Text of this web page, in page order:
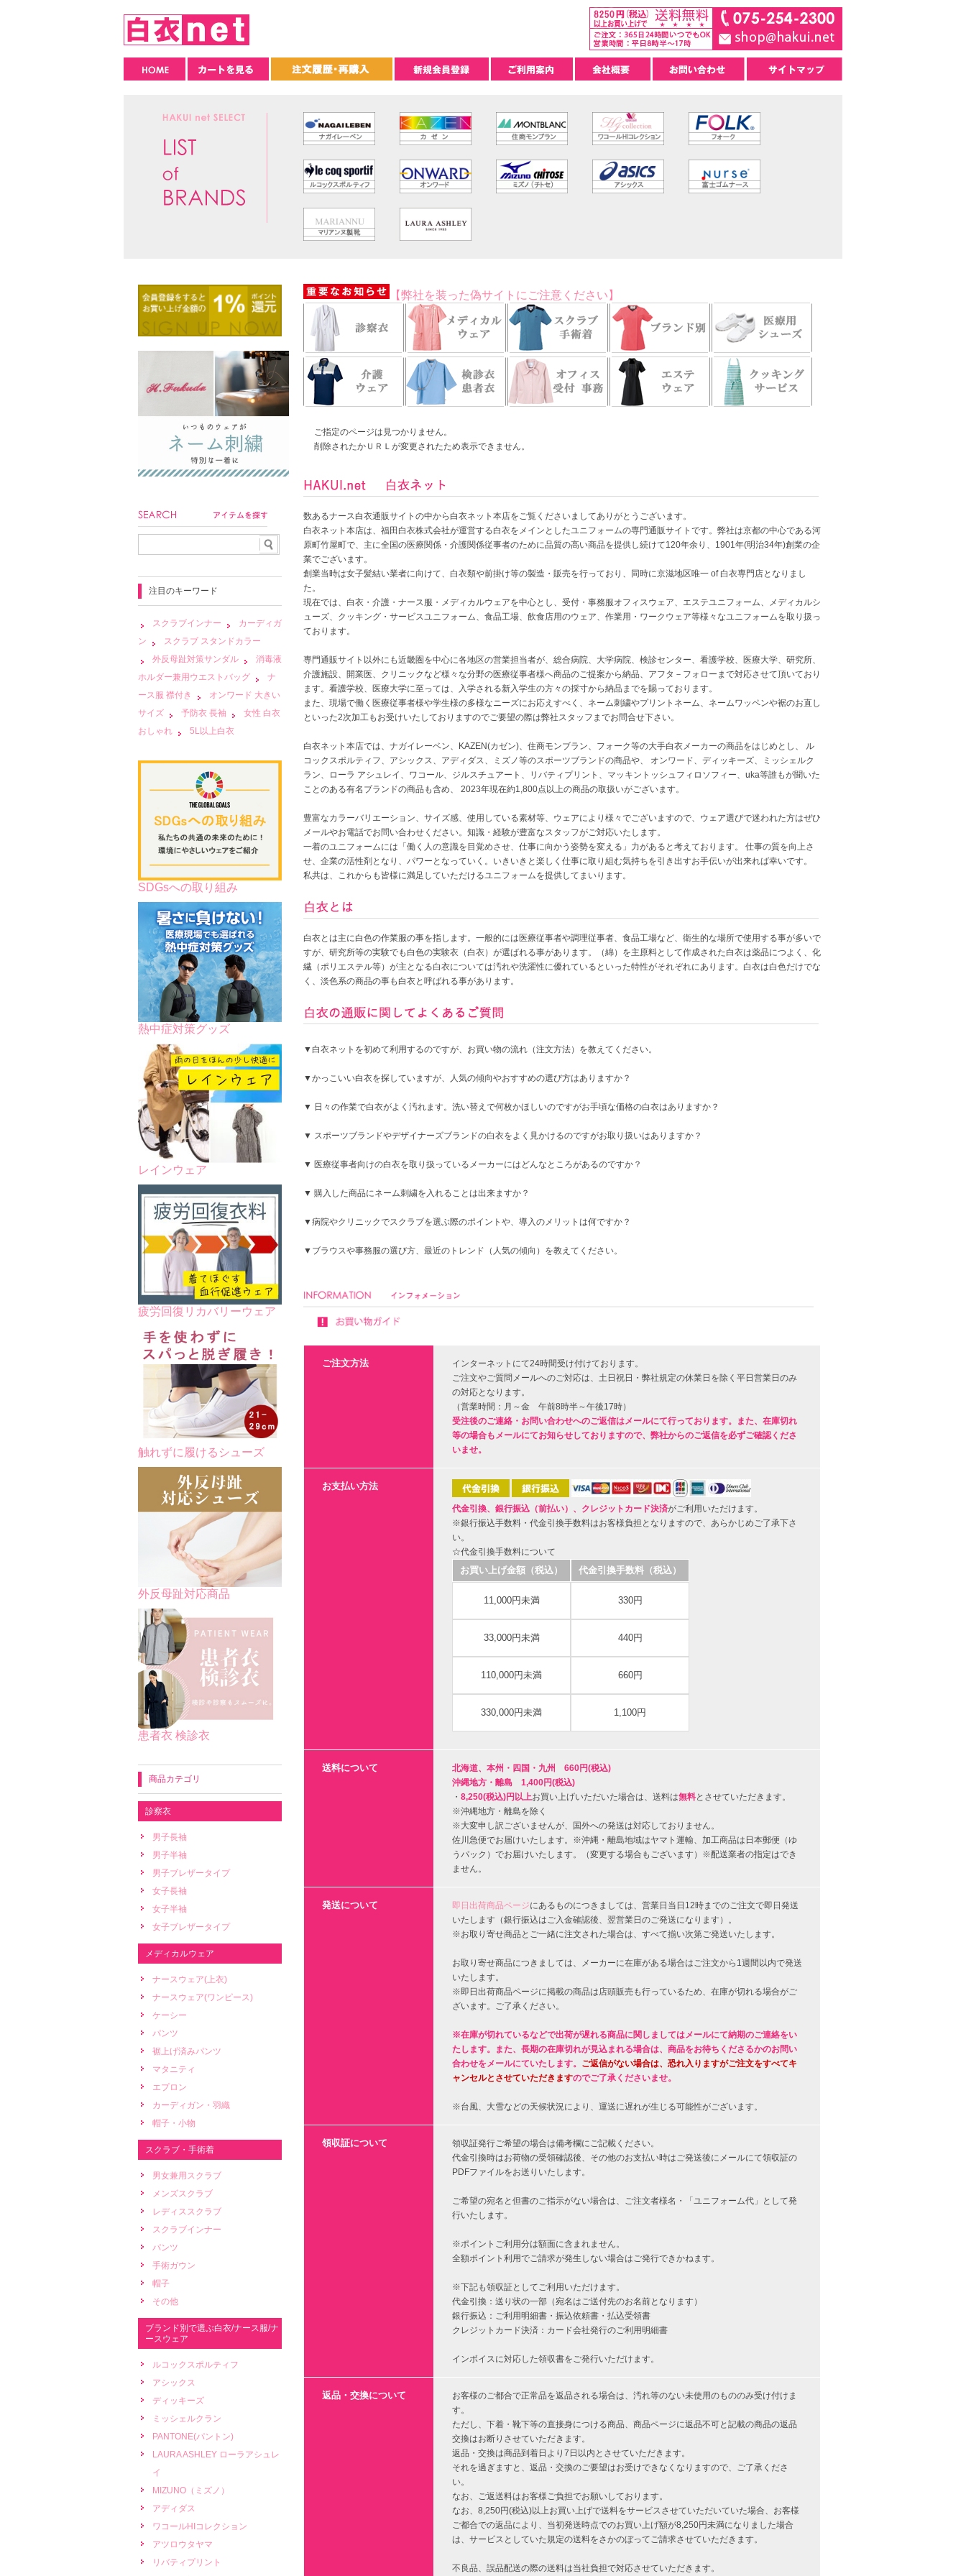
【弊社を装った偽サイトにご注意ください】
ご指定のページは見つかりません。
削除されたかＵＲＬが変更されたため表示できません。
数あるナース白衣通販サイトの中から白衣ネット本店をご覧くださいましてありがとうございます。
白衣ネット本店は、福田白衣株式会社が運営する白衣をメインとしたユニフォームの専門通販サイトです。弊社は京都の中心である河
原町竹屋町で、主に全国の医療関係・介護関係従事者のために品質の高い商品を提供し続けて120年余り、1901年(明治34年)創業の企
業でございます。
創業当時は女子髪結い業者に向けて、白衣類や前掛け等の製造・販売を行っており、同時に京滋地区唯一 of 白衣専門店となりまし
た。
現在では、白衣・介護・ナース服・メディカルウェアを中心とし、受付・事務服オフィスウェア、エステユニフォーム、メディカルシ
ューズ、クッキング・サービスユニフォーム、食品工場、飲食店用のウェア、作業用・ワークウェア等様々なユニフォームを取り扱っ
ております。
専門通販サイト以外にも近畿圏を中心に各地区の営業担当者が、総合病院、大学病院、検診センター、看護学校、医療大学、研究所、
介護施設、開業医、クリニックなど様々な分野の医療従事者様へ商品のご提案から納品、アフタ－フォローまで対応させて頂いており
ます。看護学校、医療大学に至っては、入学される新入学生の方々の採寸から納品までを賜っております。
また、現場で働く医療従事者様や学生様の多様なニーズにお応えすべく、ネーム刺繍やプリントネーム、ネームワッペンや裾のお直し
といった2次加工もお受けいたしておりますのでご要望の際は弊社スタッフまでお問合せ下さい。
白衣ネット本店では、ナガイレーベン、KAZEN(カゼン)、住商モンブラン、フォーク等の大手白衣メーカーの商品をはじめとし、 ル
コックスポルティフ、アシックス、アディダス、ミズノ等のスポーツブランドの商品や、 オンワード、ディッキーズ、ミッシェルク
ラン、ローラ アシュレイ、ワコール、ジルスチュアート、リバティプリント、マッキントッシュフィロソフィー、uka等誰もが聞いた
ことのある有名ブランドの商品も含め、 2023年現在約1,800点以上の商品の取扱いがございます。
豊富なカラーバリエーション、サイズ感、使用している素材等、ウェアにより様々でございますので、ウェア選びで迷われた方はぜひ
メールやお電話でお問い合わせください。知識・経験が豊富なスタッフがご対応いたします。
一着のユニフォームには「働く人の意識を目覚めさせ、仕事に向かう姿勢を変える」力があると考えております。 仕事の質を向上さ
せ、企業の活性剤となり、パワーとなっていく。いきいきと楽しく仕事に取り組む気持ちを引き出すお手伝いが出来れば幸いです。
私共は、これからも皆様に満足していただけるユニフォームを提供してまいります。
白衣とは主に白色の作業服の事を指します。一般的には医療従事者や調理従事者、食品工場など、衛生的な場所で使用する事が多いで
すが、研究所等の実験でも白色の実験衣（白衣）が選ばれる事があります。（綿）を主原料として作成された白衣は薬品につよく、化
繊（ポリエステル等）が主となる白衣については汚れや洗濯性に優れているといった特性がそれぞれにあります。白衣は白色だけでな
く、淡色系の商品の事も白衣と呼ばれる事があります。
▼白衣ネットを初めて利用するのですが、お買い物の流れ（注文方法）を教えてください。
▼かっこいい白衣を探していますが、人気の傾向やおすすめの選び方はありますか？
▼ 日々の作業で白衣がよく汚れます。洗い替えで何枚かほしいのですがお手頃な価格の白衣はありますか？
▼ スポーツブランドやデザイナーズブランドの白衣をよく見かけるのですがお取り扱いはありますか？
▼ 医療従事者向けの白衣を取り扱っているメーカーにはどんなところがあるのですか？
▼ 購入した商品にネーム刺繍を入れることは出来ますか？
▼病院やクリニックでスクラブを選ぶ際のポイントや、導入のメリットは何ですか？
▼ブラウスや事務服の選び方、最近のトレンド（人気の傾向）を教えてください。
ご注文方法
インターネットにて24時間受け付けております。
ご注文やご質問メールへのご対応は、土日祝日・弊社規定の休業日を除く平日営業日のみ
の対応となります。
（営業時間：月～金 午前8時半～午後17時）
受注後のご連絡・お問い合わせへのご返信はメールにて行っております。また、在庫切れ
等の場合もメールにてお知らせしておりますので、弊社からのご返信を必ずご確認くださ
いませ。
お支払い方法
代金引換、銀行振込（前払い）、クレジットカード決済がご利用いただけます。
※銀行振込手数料・代金引換手数料はお客様負担となりますので、あらかじめご了承下さ
い。
☆代金引換手数料について
お買い上げ金額（税込） 代金引換手数料（税込）
11,000円未満 330円
33,000円未満 440円
110,000円未満 660円
330,000円未満 1,100円
送料について
北海道、本州・四国・九州 660円(税込)
沖縄地方・離島 1,400円(税込)
・ 8,250(税込)円以上お買い上げいただいた場合は、送料は無料とさせていただきます。
※沖縄地方・離島を除く
※大変申し訳ございませんが、国外への発送は対応しておりません。
佐川急便でお届けいたします。※沖縄・離島地域はヤマト運輸、加工商品は日本郵便（ゆ
うパック）でお届けいたします。（変更する場合もございます）※配送業者の指定はでき
ません。
発送について 即日出荷商品ページにあるものにつきましては、営業日当日12時までのご注文で即日発送
いたします（銀行振込はご入金確認後、翌営業日のご発送になります）。
※お取り寄せ商品とご一緒に注文された場合は、すべて揃い次第ご発送いたします。
お取り寄せ商品につきましては、メーカーに在庫がある場合はご注文から1週間以内で発送
いたします。
※即日出荷商品ページに掲載の商品は店頭販売も行っているため、在庫が切れる場合がご
ざいます。ご了承ください。
※在庫が切れているなどで出荷が遅れる商品に関しましてはメールにて納期のご連絡をい
たします。また、長期の在庫切れが見込まれる場合は、商品をお待ちくださるかのお問い
合わせをメールにていたします。 ご返信がない場合は、恐れ入りますがご注文をすべてキ
ャンセルとさせていただきますのでご了承くださいませ。
※台風、大雪などの天候状況により、運送に遅れが生じる可能性がございます。
領収証について
領収証発行ご希望の場合は備考欄にご記載ください。
代金引換時はお荷物の受領確認後、その他のお支払い時はご発送後にメールにて領収証の
PDFファイルをお送りいたします。
ご希望の宛名と但書のご指示がない場合は、ご注文者様名・「ユニフォーム代」として発
行いたします。
※ポイントご利用分は額面に含まれません。
全額ポイント利用でご請求が発生しない場合はご発行できかねます。
※下記も領収証としてご利用いただけます。
代金引換：送り状の一部（宛名はご送付先のお名前となります）
銀行振込：ご利用明細書・振込依頼書・払込受領書
クレジットカード決済：カード会社発行のご利用明細書
インボイスに対応した領収書をご発行いただけます。
返品・交換について
お客様のご都合で正常品を返品される場合は、汚れ等のない未使用のもののみ受け付けま
す。
ただし、下着・靴下等の直接身につける商品、商品ページに返品不可と記載の商品の返品
交換はお断りさせていただきます。
返品・交換は商品到着日より7日以内とさせていただきます。
それを過ぎますと、返品・交換のご要望はお受けできなくなりますので、ご了承くださ
い。
なお、ご返送料はお客様ご負担でお願いしております。
なお、8,250円(税込)以上お買い上げで送料をサービスさせていただいていた場合、お客様
ご都合での返品により、当初発送時点でのお買い上げ額が8,250円未満になりました場合
は、サービスとしていた規定の送料をさかのぼってご請求させていただきます。
不良品、誤品配送の際の送料は当社負担で対応させていただきます。
注目のキーワード
スクラブインナー
カーディガ
ン
スクラブ スタンドカラー
外反母趾対策サンダル
消毒液
ホルダー兼用ウエストバッグ
ナ
ース服 襟付き
オンワード 大きい
サイズ
予防衣 長袖
女性 白衣
おしゃれ
5L以上白衣
SDGsへの取り組み
熱中症対策グッズ
レインウェア
疲労回復リカバリーウェア
触れずに履けるシューズ
外反母趾対応商品
患者衣 検診衣
商品カテゴリ
診察衣
男子長袖
男子半袖
男子ブレザータイプ
女子長袖
女子半袖
女子ブレザータイプ
メディカルウェア
ナースウェア(上衣)
ナースウェア(ワンピース)
ケーシー
パンツ
裾上げ済みパンツ
マタニティ
エプロン
カーディガン・羽織
帽子・小物
スクラブ・手術着
男女兼用スクラブ
メンズスクラブ
レディススクラブ
スクラブインナー
パンツ
手術ガウン
帽子
その他
ブランド別で選ぶ白衣/ナース服/ナ
ースウェア
ルコックスポルティフ
アシックス
ディッキーズ
ミッシェルクラン
PANTONE(パントン)
LAURA ASHLEY ローラアシュレ
イ
MIZUNO（ミズノ）
アディダス
ワコールHIコレクション
アツロウタヤマ
リバティプリント